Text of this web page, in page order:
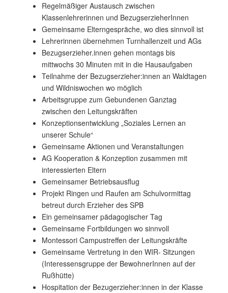
Regelmäßiger Austausch zwischen
Klassenlehrerinnen und BezugserzieherInnen
Gemeinsame Elterngespräche, wo dies sinnvoll ist
Lehrerinnen übernehmen Turnhallenzeit und AGs
Bezugserzieher.innen gehen montags bis
mittwochs 30 Minuten mit in die Hausaufgaben
Teilnahme der Bezugserzieher:innen an Waldtagen
und Wildniswochen wo möglich
Arbeitsgruppe zum Gebundenen Ganztag
zwischen den Leitungskräften
Konzeptionsentwicklung „Soziales Lernen an
unserer Schule“
Gemeinsame Aktionen und Veranstaltungen
AG Kooperation & Konzeption zusammen mit
interessierten Eltern
Gemeinsamer Betriebsausflug
Projekt Ringen und Raufen am Schulvormittag
betreut durch Erzieher des SPB
Ein gemeinsamer pädagogischer Tag
Gemeinsame Fortbildungen wo sinnvoll
Montessori Campustreffen der Leitungskräfte
Gemeinsame Vertretung in den WIR- Sitzungen
(Interessensgruppe der BewohnerInnen auf der
Rußhütte)
Hospitation der Bezugerzieher:innen in der Klasse